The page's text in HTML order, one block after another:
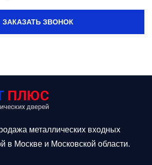
ЗАКАЗАТЬ ЗВОНОК
металлических входных
в Москве и Московской области.